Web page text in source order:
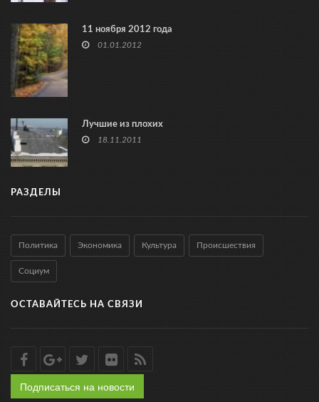
11 ноября 2012 года
01.01.2012
Лучшие из плохих
18.11.2011
РАЗДЕЛЫ
Политика Экономика Культура Происшествия
Социум
ОСТАВАЙТЕСЬ НА СВЯЗИ
Подписаться на новости